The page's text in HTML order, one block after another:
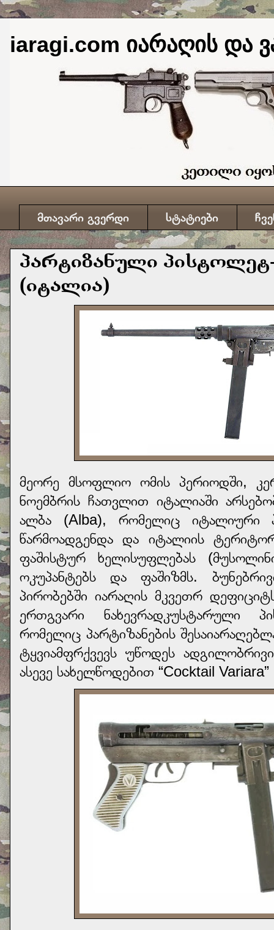
iaragi.com იარაღის და
მთავარი გვერდი სტატიები
პარტიზანული
(იტალია)
მეორე მსოფლიო ომის პერიოდში,
ნოემბრის ჩათვლით იტალიაში
ალბა (Alba), რომელიც იტალიური
წარმოადგენდა და იტალიის
ფაშისტურ ხელისუფლებას
ოკუპანტებს და ფაშიზმს.
პირობებში იარაღის მკვეთრ
ერთგვარი ნახევრადკუსტარული
რომელიც პარტიზანების
ტყვიამფრქვევს უწოდეს
ასევე სახელწოდებით “Cocktail